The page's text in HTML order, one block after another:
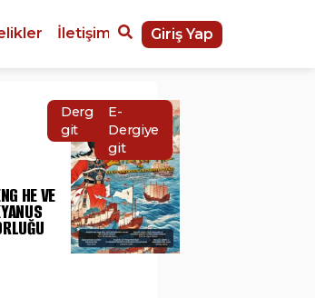
İletişim Giriş Yap
HE VE
Dergiye
git
E-
Dergiye
git